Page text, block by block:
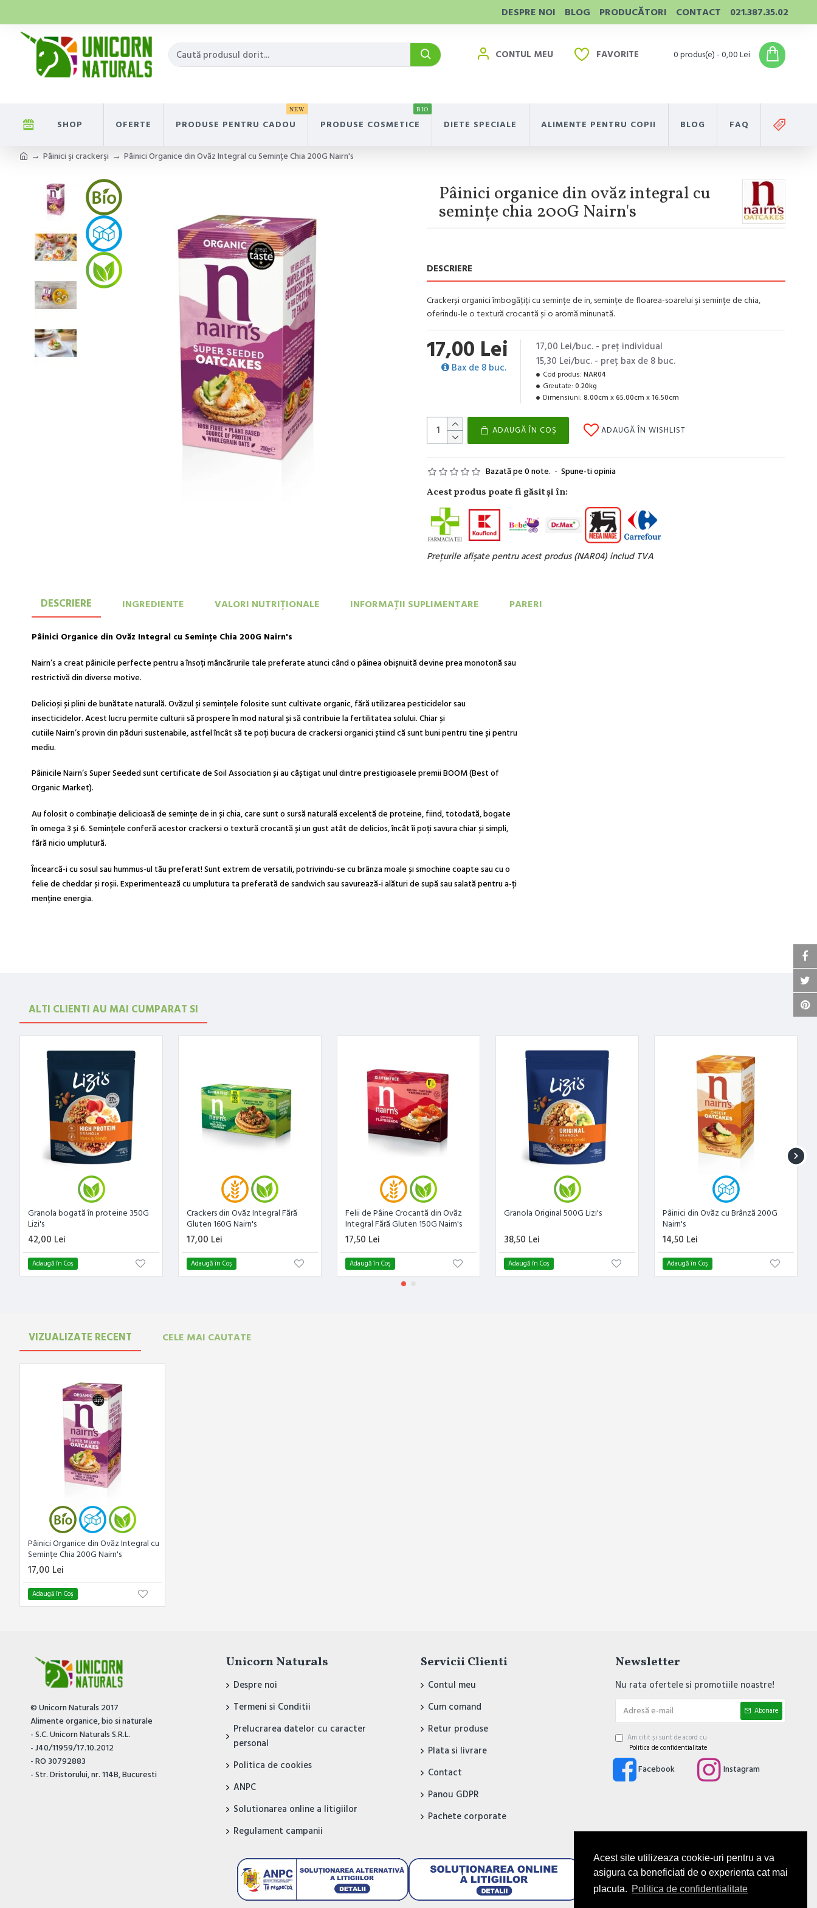
Acest site utilizeaza cookie-uri pentru a va
asigura ca beneficiati de o experienta cat mai
placuta. Politica de confidentialitate
DESPRE NOI BLOG PRODUCĂTORI CONTACT 021.387.35.02
CONTUL MEU FAVORITE 0 produs(e) - 0,00 Lei
SHOP OFERTE PRODUSE PENTRU CADOU
NEW
PRODUSE COSMETICE
BIO
DIETE SPECIALE ALIMENTE PENTRU COPII BLOG FAQ
Pâinici şi crackerşi Pâinici Organice din Ovăz Integral cu Semințe Chia 200G Nairn's
Pâinici organice din ovăz integral cu
semințe chia 200G Nairn's
Bazată pe 0 note. - Spune-ti opinia
DESCRIERE
Crackerși organici îmbogățiți cu semințe de in, semințe de floarea-soarelui și semințe de chia,
oferindu-le o textură crocantă și o aromă minunată.
17,00 Lei
Bax de 8 buc.
17,00 Lei/buc. - preţ individual
15,30 Lei/buc. - preţ bax de 8 buc.
Cod produs: NAR04
Greutate: 0.20kg
Dimensiuni: 8.00cm x 65.00cm x 16.50cm
ADAUGĂ ÎN COŞ ADAUGĂ ÎN WISHLIST
Acest produs poate fi găsit şi în:
Preţurile afişate pentru acest produs (NAR04) includ TVA
DESCRIERE INGREDIENTE VALORI NUTRIŢIONALE INFORMAȚII SUPLIMENTARE PARERI
Pâinici Organice din Ovăz Integral cu Semințe Chia 200G Nairn's
Nairn’s a creat pâinicile perfecte pentru a însoți mâncărurile tale preferate atunci când o pâinea obișnuită devine prea monotonă sau
restrictivă din diverse motive.
Delicioși și plini de bunătate naturală. Ovăzul și semințele folosite sunt cultivate organic, fără utilizarea pesticidelor sau
insecticidelor. Acest lucru permite culturii să prospere în mod natural și să contribuie la fertilitatea solului. Chiar și
cutiile Nairn’s provin din păduri sustenabile, astfel încât să te poți bucura de crackersiorganici știind că sunt buni pentru tine și pentru
mediu.
Pâinicile Nairn’s Super Seeded sunt certificate de Soil Association și au câștigat unul dintre prestigioasele premii BOOM (Best of
Organic Market).
Au folosit o combinație delicioasă de semințe de in și chia, care sunt o sursă naturală excelentă de proteine, fiind, totodată, bogate
în omega 3 și 6. Semințele conferă acestorcrackersio textură crocantă și un gust atât de delicios, încât îi poți savura chiar și simpli,
fără nicio umplutură.
Încearcă-i cu sosul sau hummus-ul tău preferat!Sunt extrem de versatili, potrivindu-se cu brânza moale și smochine coapte sau cu o
felie de cheddar și roșii. Experimentează cu umplutura ta preferată de sandwich sau savurează-i alături de supă sau salată pentru a-ți
menține energia.
ALTI CLIENTI AU MAI CUMPARAT SI
Granola bogată în proteine 350G
Lizi's
42,00 Lei
Adaugă în Coş
Crackers din Ovăz Integral Fără
Gluten 160G Nairn's
17,00 Lei
Adaugă în Coş
Felii de Pâine Crocantă din Ovăz
Integral Fără Gluten 150G Nairn's
17,50 Lei
Adaugă în Coş
Granola Original 500G Lizi's
38,50 Lei
Adaugă în Coş
Pâinici din Ovăz cu Brânză 200G
Nairn's
14,50 Lei
Adaugă în Coş
VIZUALIZATE RECENT CELE MAI CAUTATE
Pâinici Organice din Ovăz Integral cu
Semințe Chia 200G Nairn's
17,00 Lei
Adaugă în Coş
© Unicorn Naturals 2017
Alimente organice, bio si naturale
- S.C. Unicorn Naturals S.R.L.
- J40/11959/17.10.2012
- RO 30792883
- Str. Dristorului, nr. 114B, Bucuresti
Unicorn Naturals
Despre noi
Termeni si Conditii
Prelucrarea datelor cu caracter
personal
Politica de cookies
ANPC
Solutionarea online a litigiilor
Regulament campanii
Servicii Clienti
Contul meu
Cum comand
Retur produse
Plata si livrare
Contact
Panou GDPR
Pachete corporate
Newsletter
Nu rata ofertele si promotiile noastre!
Abonare
Am citit şi sunt de acord cu
Politica de confidentialitate
Facebook Instagram